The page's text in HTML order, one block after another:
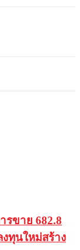
รขาย 682.8
ทุนใหม่สร้าง